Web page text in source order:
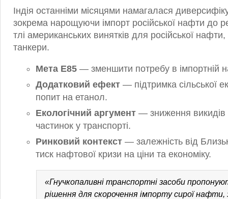
Індія останніми місяцями намагалася
зокрема нарощуючи імпорт російської нафти до
тлі американських винятків для російської
танкери.
Мета E85 — зменшити потребу в імпортній
Додатковий ефект — підтримка сільської
попит на етанол.
Екологічний аргумент — зниження викидів
частинок у транспорті.
Ринковий контекст — залежність від
тиск нафтової кризи на ціни та економіку.
«Гнучкопаливні транспортні засоби
рішення для скорочення імпорту сирої нафти,